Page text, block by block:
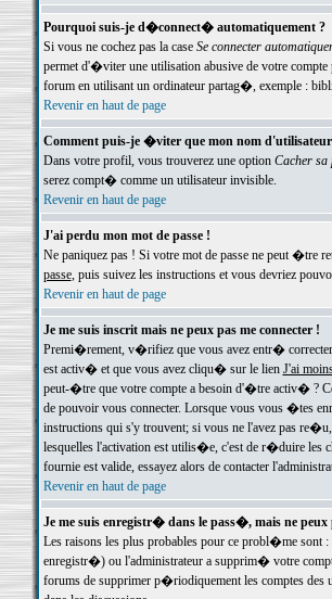
Pourquoi suis-je d�connect� automatiquement ?
Si vous ne cochez pas la case Se connecter
permet d'�viter une utilisation abusive de votre
forum en utilisant un ordinateur partag�, exemple :
Revenir en haut de page
Comment puis-je �viter que mon nom d'utilisateur
Dans votre profil, vous trouverez une option Cacher
serez compt� comme un utilisateur invisible.
Revenir en haut de page
J'ai perdu mon mot de passe !
Ne paniquez pas ! Si votre mot de passe ne peut
passe, puis suivez les instructions et vous devriez
Revenir en haut de page
Je me suis inscrit mais ne peux pas me connecter !
Premi�rement, v�rifiez que vous avez entr�
est activ� et que vous avez cliqu� sur le lien J'ai
peut-�tre que votre compte a besoin d'�tre activ� ?
de pouvoir vous connecter. Lorsque vous vous �tes
instructions qui s'y trouvent; si vous ne l'avez pas
lesquelles l'activation est utilis�e, c'est de r�duire les
fournie est valide, essayez alors de contacter
Revenir en haut de page
Je me suis enregistr� dans le pass�, mais ne peux
Les raisons les plus probables pour ce probl�me
enregistr�) ou l'administrateur a supprim� votre
forums de supprimer p�riodiquement les comptes